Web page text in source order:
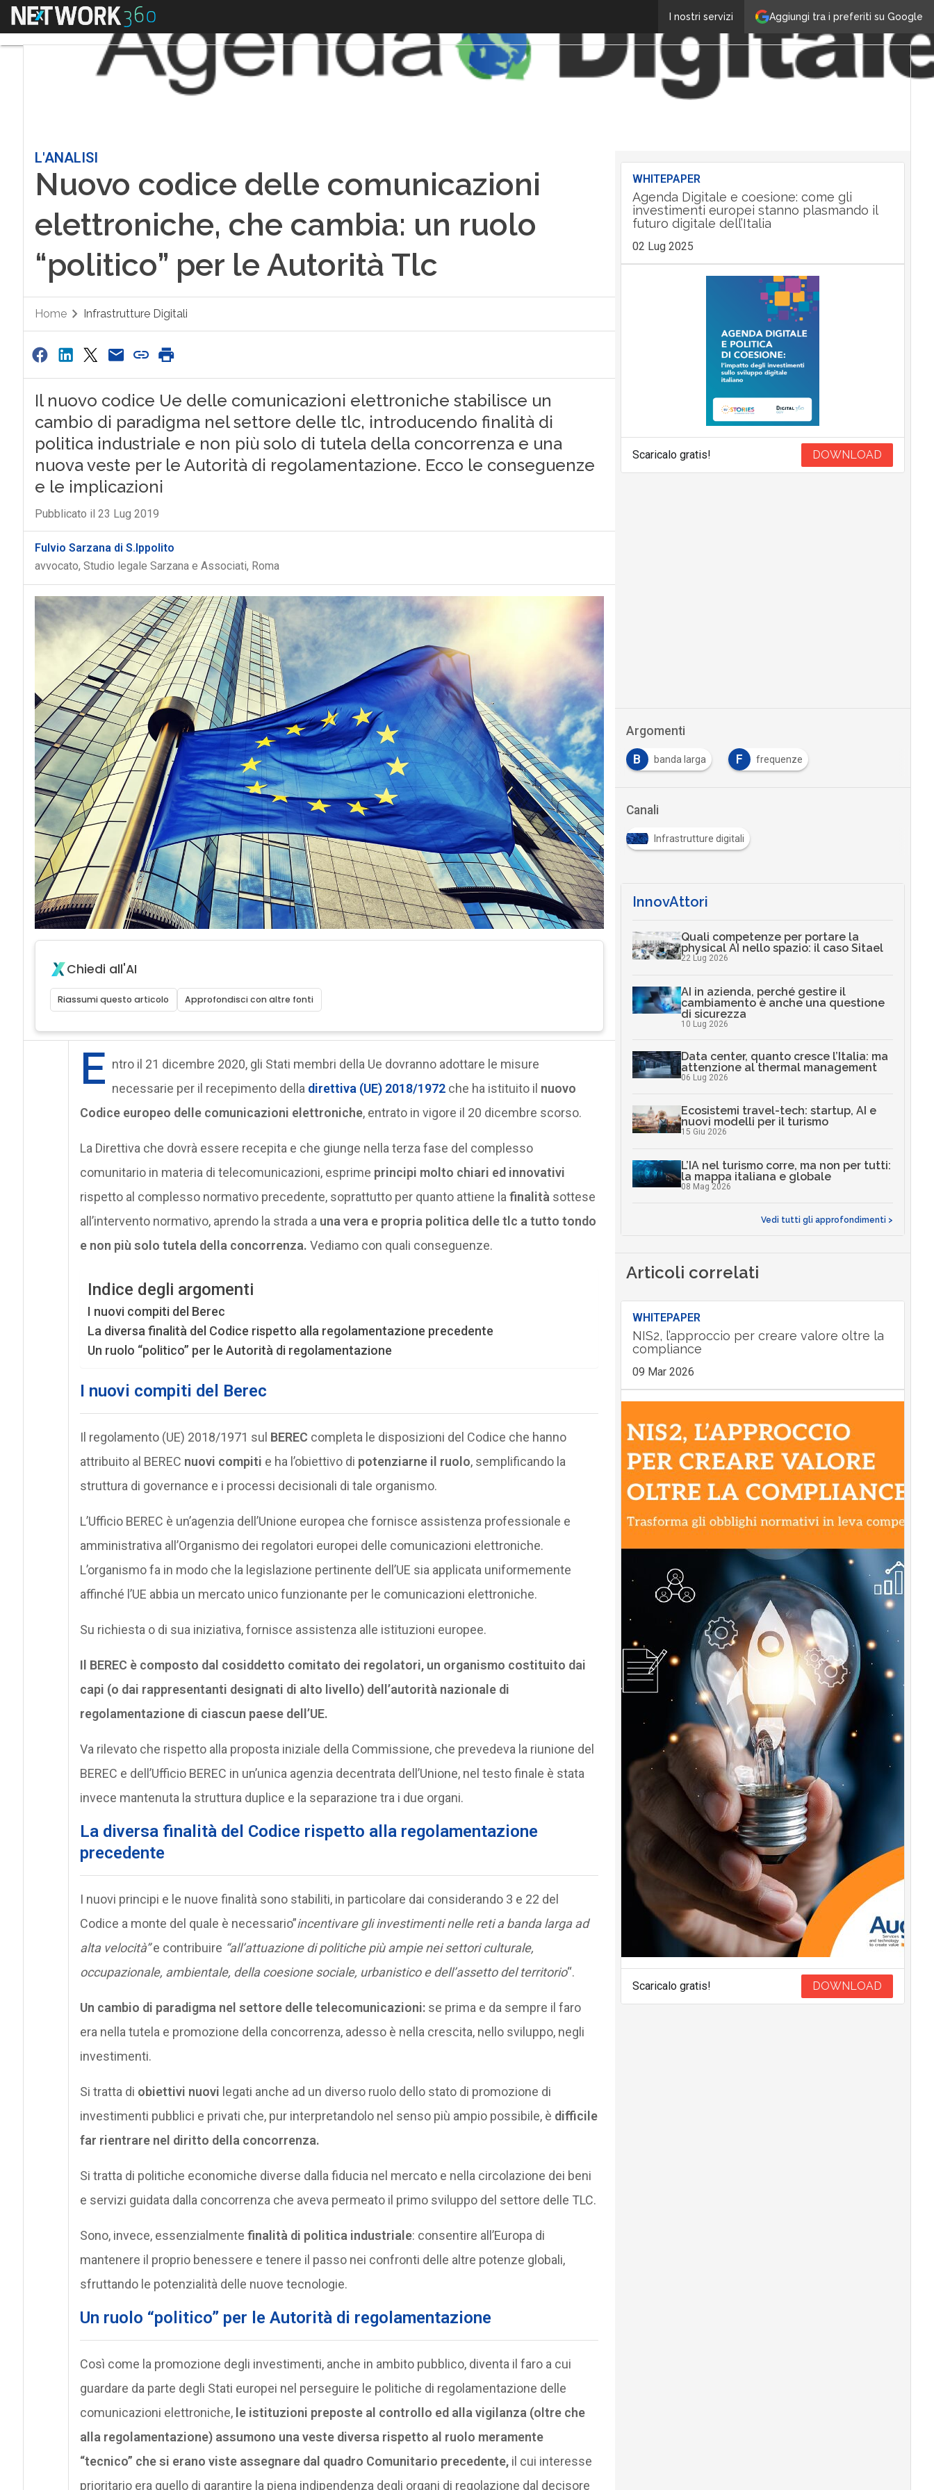
Aggiungi tra i preferiti su Google
I nostri servizi
Menu
L'ANALISI
Nuovo codice delle comunicazioni
elettroniche, che cambia: un ruolo
“politico” per le Autorità Tlc
Home Infrastrutture Digitali
Il nuovo codice Ue delle comunicazioni elettroniche stabilisce un
cambio di paradigma nel settore delle tlc, introducendo finalità di
politica industriale e non più solo di tutela della concorrenza e una
nuova veste per le Autorità di regolamentazione. Ecco le conseguenze
e le implicazioni
Pubblicato il 23 Lug 2019
Fulvio Sarzana di S.Ippolito
avvocato, Studio legale Sarzana e Associati, Roma
Chiedi all'AI
Riassumi questo articolo Approfondisci con altre fonti
E ntro il 21 dicembre 2020, gli Stati membri della Ue dovranno adottare le misure
necessarie per il recepimento della direttiva (UE) 2018/1972che ha istituito il nuovo
Codice europeo delle comunicazioni elettroniche, entrato in vigore il 20 dicembre scorso.
La Direttiva che dovrà essere recepita e che giunge nella terza fase del complesso
comunitario in materia di telecomunicazioni, esprime principi molto chiari ed innovativi
rispetto al complesso normativo precedente, soprattutto per quanto attiene la finalità sottese
all’intervento normativo, aprendo la strada a una vera e propria politica delle tlc a tutto tondo
e non più solo tutela della concorrenza. Vediamo con quali conseguenze.
Indice degli argomenti
I nuovi compiti del Berec
La diversa finalità del Codice rispetto alla regolamentazione precedente
Un ruolo “politico” per le Autorità di regolamentazione
I nuovi compiti del Berec
Il regolamento (UE) 2018/1971 sul BEREC completa le disposizioni del Codice che hanno
attribuito al BEREC nuovi compiti e ha l’obiettivo di potenziarne il ruolo, semplificando la
struttura di governance e i processi decisionali di tale organismo.
L’Ufficio BEREC è un’agenzia dell’Unione europea che fornisce assistenza professionale e
amministrativa all’Organismo dei regolatori europei delle comunicazioni elettroniche.
L’organismo fa in modo che la legislazione pertinente dell’UE sia applicata uniformemente
affinché l’UE abbia un mercato unico funzionante per le comunicazioni elettroniche.
Su richiesta o di sua iniziativa, fornisce assistenza alle istituzioni europee.
Il BEREC è composto dal cosiddetto comitato dei regolatori, un organismo costituito dai
capi (o dai rappresentanti designati di alto livello) dell’autorità nazionale di
regolamentazione di ciascun paese dell’UE.
Va rilevato che rispetto alla proposta iniziale della Commissione, che prevedeva la riunione del
BEREC e dell’Ufficio BEREC in un’unica agenzia decentrata dell’Unione, nel testo finale è stata
invece mantenuta la struttura duplice e la separazione tra i due organi.
La diversa finalità del Codice rispetto alla regolamentazione
precedente
I nuovi principi e le nuove finalità sono stabiliti, in particolare dai considerando 3 e 22 del
Codice a monte del quale è necessario”incentivare gli investimenti nelle reti a banda larga ad
alta velocità”e contribuire “all’attuazione di politiche più ampie nei settori culturale,
occupazionale, ambientale, della coesione sociale, urbanistico e dell’assetto del territorio“.
Un cambio di paradigma nel settore delle telecomunicazioni:se prima e da sempre il faro
era nella tutela e promozione della concorrenza, adesso è nella crescita, nello sviluppo, negli
investimenti.
Si tratta di obiettivi nuovi legati anche ad un diverso ruolo dello stato di promozione di
investimenti pubblici e privati che, pur interpretandolo nel senso più ampio possibile, è difficile
far rientrare nel diritto della concorrenza.
Si tratta di politiche economiche diverse dalla fiducia nel mercato e nella circolazione dei beni
e servizi guidata dalla concorrenza che aveva permeato il primo sviluppo del settore delle TLC.
Sono, invece, essenzialmente finalità di politica industriale: consentire all’Europa di
mantenere il proprio benessere e tenere il passo nei confronti delle altre potenze globali,
sfruttando le potenzialità delle nuove tecnologie.
Un ruolo “politico” per le Autorità di regolamentazione
Così come la promozione degli investimenti, anche in ambito pubblico, diventa il faro a cui
guardare da parte degli Stati europei nel perseguire le politiche di regolamentazione delle
comunicazioni elettroniche,le istituzioni preposte al controllo ed alla vigilanza (oltre che
alla regolamentazione) assumono una veste diversa rispetto al ruolo meramente
“tecnico” che si erano viste assegnare dal quadro Comunitario precedente,il cui interesse
prioritario era quello di garantire la piena indipendenza degli organi di regolazione dal decisore
WHITEPAPER
Agenda Digitale e coesione: come gli
investimenti europei stanno plasmando il
futuro digitale dell’Italia
02 Lug 2025
Scaricalo gratis! DOWNLOAD
Argomenti
B banda larga F frequenze
Canali
Infrastrutture digitali
InnovAttori
Quali competenze per portare la
physical AI nello spazio: il caso Sitael
22 Lug 2026
AI in azienda, perché gestire il
cambiamento è anche una questione
di sicurezza
10 Lug 2026
Data center, quanto cresce l’Italia: ma
attenzione al thermal management
06 Lug 2026
Ecosistemi travel-tech: startup, AI e
nuovi modelli per il turismo
15 Giu 2026
L’IA nel turismo corre, ma non per tutti:
la mappa italiana e globale
08 Mag 2026
Vedi tutti gli approfondimenti >
Articoli correlati
WHITEPAPER
NIS2, l’approccio per creare valore oltre la
compliance
09 Mar 2026
Scaricalo gratis! DOWNLOAD